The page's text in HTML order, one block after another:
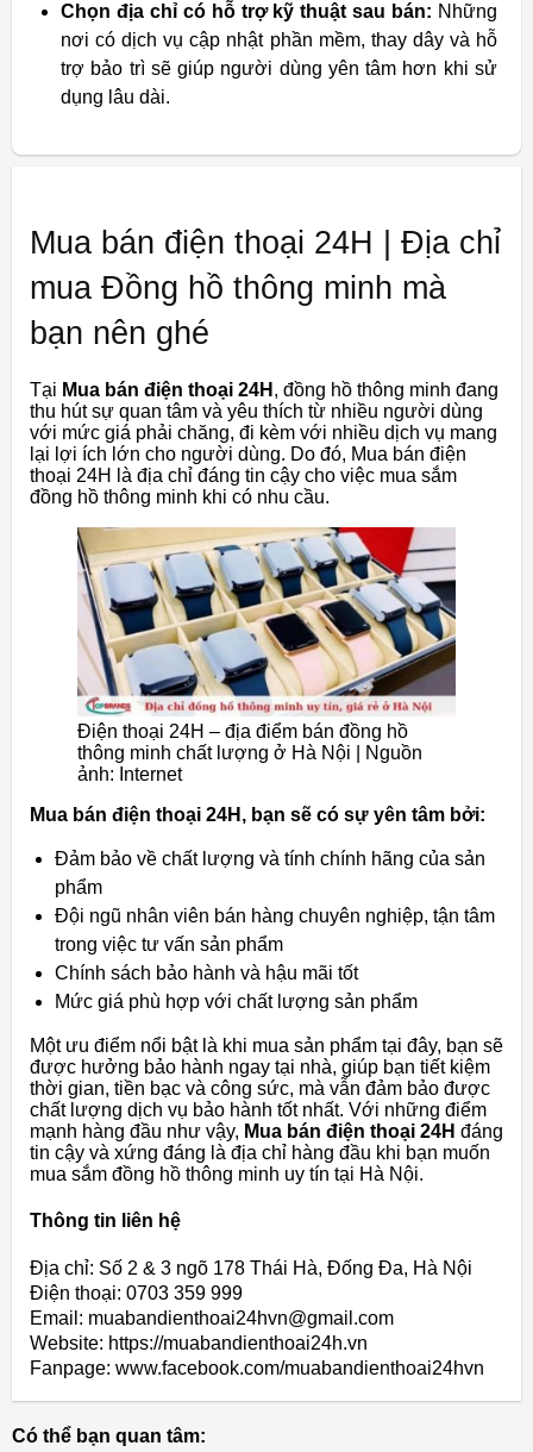
Chọn địa chỉ có hỗ trợ kỹ thuật sau bán: Những
nơi có dịch vụ cập nhật phần mềm, thay dây và hỗ
trợ bảo trì sẽ giúp người dùng yên tâm hơn khi sử
dụng lâu dài.
Mua bán điện thoại 24H | Địa chỉ
mua Đồng hồ thông minh mà
bạn nên ghé
Tại Mua bán điện thoại 24H , đồng hồ thông minh đang
thu hút sự quan tâm và yêu thích từ nhiều người dùng
với mức giá phải chăng, đi kèm với nhiều dịch vụ mang
lại lợi ích lớn cho người dùng. Do đó, Mua bán điện
thoại 24H là địa chỉ đáng tin cậy cho việc mua sắm
đồng hồ thông minh khi có nhu cầu.
Điện thoại 24H – địa điểm bán đồng hồ
thông minh chất lượng ở Hà Nội | Nguồn
ảnh: Internet
Mua bán điện thoại 24H, bạn sẽ có sự yên tâm bởi:
Đảm bảo về chất lượng và tính chính hãng của sản
phẩm
Đội ngũ nhân viên bán hàng chuyên nghiệp, tận tâm
trong việc tư vấn sản phẩm
Chính sách bảo hành và hậu mãi tốt
Mức giá phù hợp với chất lượng sản phẩm
Một ưu điểm nổi bật là khi mua sản phẩm tại đây, bạn sẽ
được hưởng bảo hành ngay tại nhà, giúp bạn tiết kiệm
thời gian, tiền bạc và công sức, mà vẫn đảm bảo được
chất lượng dịch vụ bảo hành tốt nhất. Với những điểm
mạnh hàng đầu như vậy, Mua bán điện thoại 24H đáng
tin cậy và xứng đáng là địa chỉ hàng đầu khi bạn muốn
mua sắm đồng hồ thông minh uy tín tại Hà Nội.
Thông tin liên hệ
Địa chỉ: Số 2 & 3 ngõ 178 Thái Hà, Đống Đa, Hà Nội
Điện thoại: 0703 359 999
Email: muabandienthoai24hvn@gmail.com
Website: https://muabandienthoai24h.vn
Fanpage: www.facebook.com/muabandienthoai24hvn
Có thể bạn quan tâm: